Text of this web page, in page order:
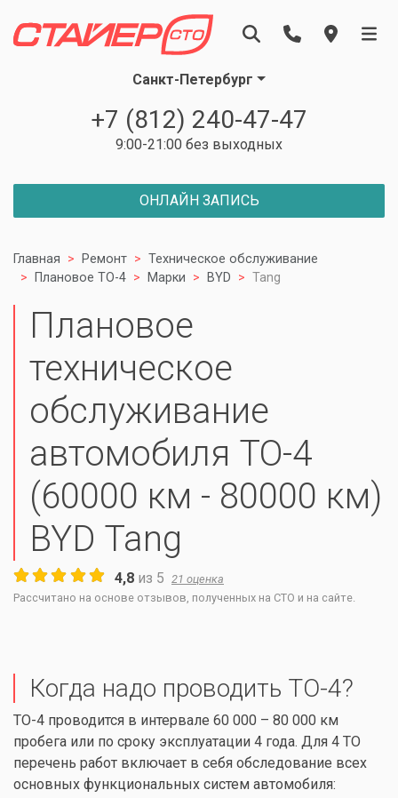
Санкт-Петербург
+7 (812) 240-47-47
9:00-21:00 без выходных
ОНЛАЙН ЗАПИСЬ
Главная Ремонт
Техническое обслуживание
Плановое ТО-4
Марки BYD Tang
Плановое
техническое
обслуживание
автомобиля ТО-4
(60000 км - 80000 км)
BYD Tang
4,8 из 5 21 оценка
Рассчитано на основе отзывов, полученных на СТО и на сайте.
Когда надо проводить ТО-4?
ТО-4 проводится в интервале 60 000 – 80 000 км
пробега или по сроку эксплуатации 4 года. Для 4 ТО
перечень работ включает в себя обследование всех
основных функциональных систем автомобиля: